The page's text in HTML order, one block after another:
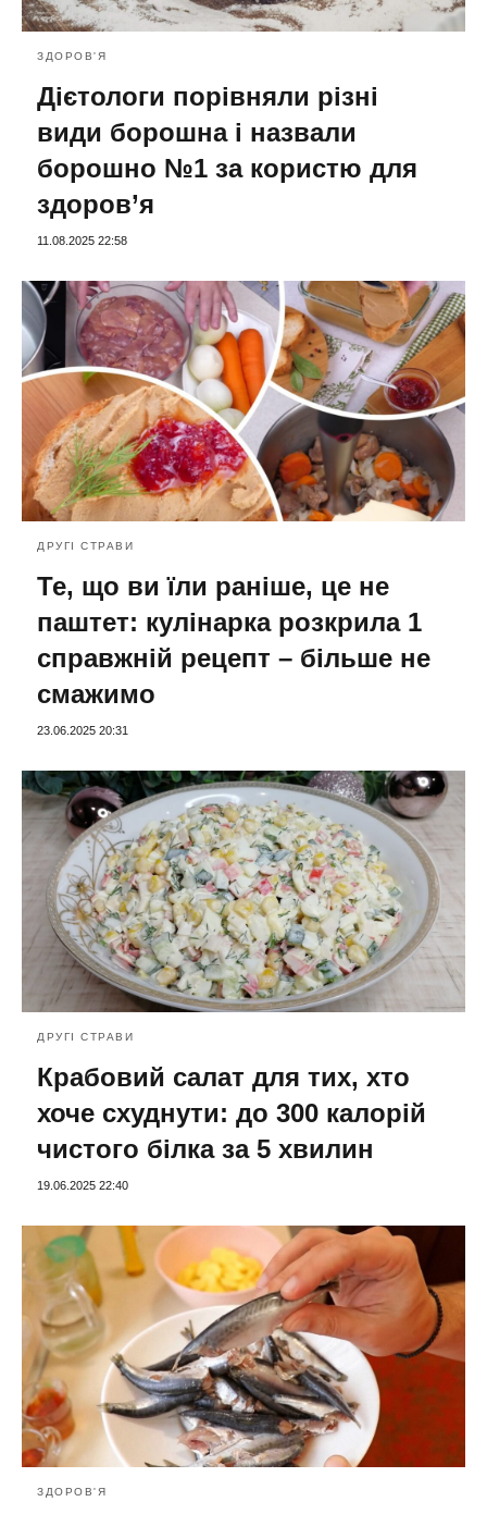
ЗДОРОВ'Я
Дієтологи порівняли різні
види борошна і назвали
борошно №1 за користю для
здоров’я
11.08.2025 22:58
ДРУГІ СТРАВИ
Те, що ви їли раніше, це не
паштет: кулінарка розкрила 1
справжній рецепт – більше не
смажимо
23.06.2025 20:31
ДРУГІ СТРАВИ
Крабовий салат для тих, хто
хоче схуднути: до 300 калорій
чистого білка за 5 хвилин
19.06.2025 22:40
ЗДОРОВ'Я